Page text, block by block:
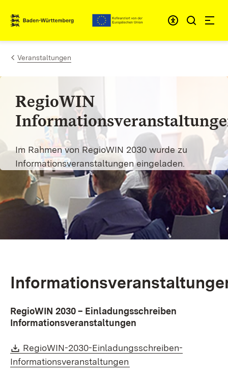
Zum Inhalt springen
Link zur Startseite
Veranstaltungen
RegioWIN
Im Rahmen von RegioWIN 2030 wurde zu
Informationsveranstaltungen eingeladen.
RegioWIN 2030 – Einladungsschreiben
Informationsveranstaltungen
Download:
RegioWIN-2030-Einladungsschreiben-
Informationsveranstaltungen